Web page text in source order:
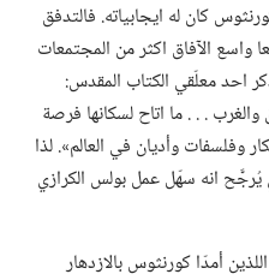
كان له ايجابياته.‏ فالتدفق
واسع الآفاق اكثر من المجتمعات
احد معلّقي الكتاب المقدس:‏
والغرب .‏ .‏ .‏ ما اتاح لسكانها فرصة
وفلسفات وأديان في العالم».‏ لذا
يُرجَّح انه سهّل عمل بولس الكرازي
أمدّا كورنثوس بالازدهار